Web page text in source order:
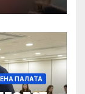
ПАЛАТА